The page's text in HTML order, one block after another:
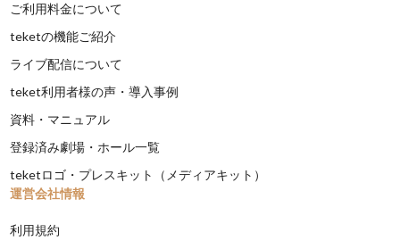
ご利用料金について
teketの機能ご紹介
ライブ配信について
teket利用者様の声・導入事例
資料・マニュアル
登録済み劇場・ホール一覧
teketロゴ・プレスキット（メディアキット）
運営会社情報
利用規約